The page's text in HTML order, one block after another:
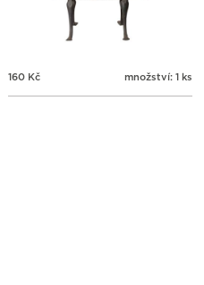
160 Kč množství: 1 ks